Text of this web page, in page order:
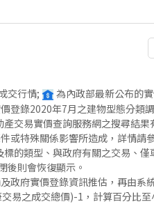
交行情; 為內政部最新公布的
登錄2020年7月之建物型態分類
交易實價查詢服務網之搜尋結果
或特殊關係影響所造成，詳情
的類型、與政府有關之交易、
後則會恢復顯示。
政府實價登錄資訊推估，再由
易之成交總價)-1，計算百分比